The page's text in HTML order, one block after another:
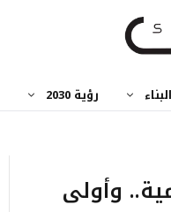
رؤية 2030
وأولى